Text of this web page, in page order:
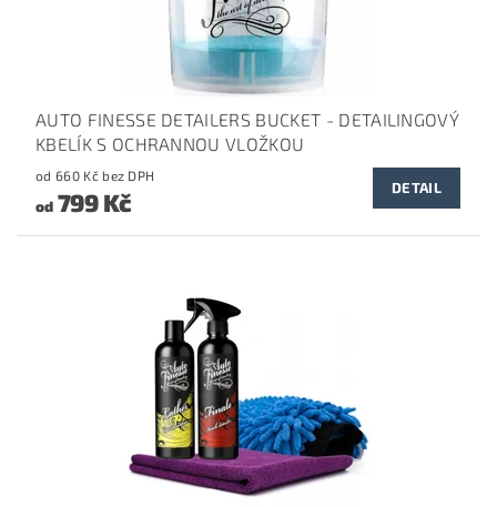
AUTO FINESSE DETAILERS BUCKET - DETAILINGOVÝ
KBELÍK S OCHRANNOU VLOŽKOU
od 660 Kč bez DPH
od799 Kč DETAIL